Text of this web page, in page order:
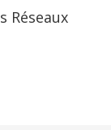
Réseaux